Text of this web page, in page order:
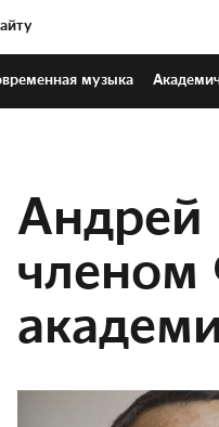
музыка
Андрей
членом